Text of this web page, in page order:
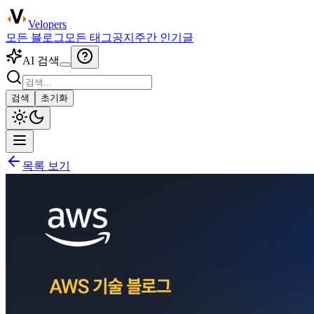
Velopers
모든 블로그 모든 태그공지 주간 인기글
AI 검색
검색 초기화
목록 보기